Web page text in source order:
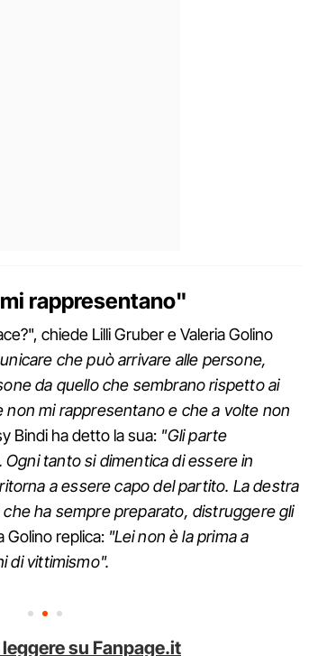
rappresentano"
chiede Lilli Gruber e Valeria Golino
che può arrivare alle persone,
da quello che sembrano rispetto ai
mi rappresentano e che a volte non
Bindi ha detto la sua: "Gli parte
tanto si dimentica di essere in
a essere capo del partito. La destra
ha sempre preparato, distruggere gli
Golino replica: "Lei non è la prima a
di vittimismo".
su Fanpage.it